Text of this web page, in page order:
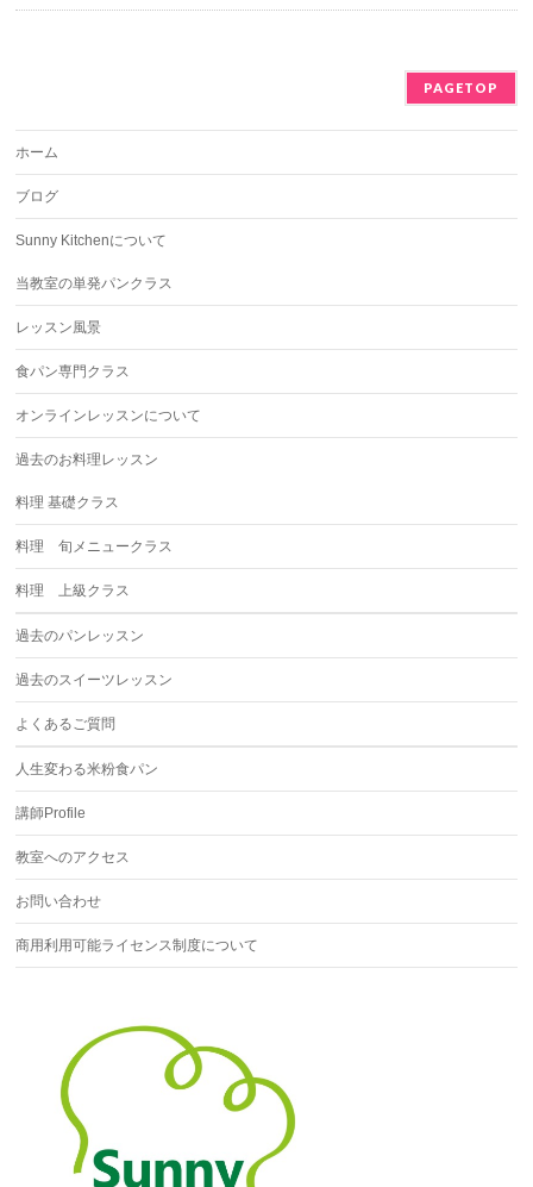
PAGETOP
ホーム
ブログ
Sunny Kitchenについて
当教室の単発パンクラス
レッスン風景
食パン専門クラス
オンラインレッスンについて
過去のお料理レッスン
料理 基礎クラス
料理 旬メニュークラス
料理 上級クラス
過去のパンレッスン
過去のスイーツレッスン
よくあるご質問
人生変わる米粉食パン
講師Profile
教室へのアクセス
お問い合わせ
商用利用可能ライセンス制度について